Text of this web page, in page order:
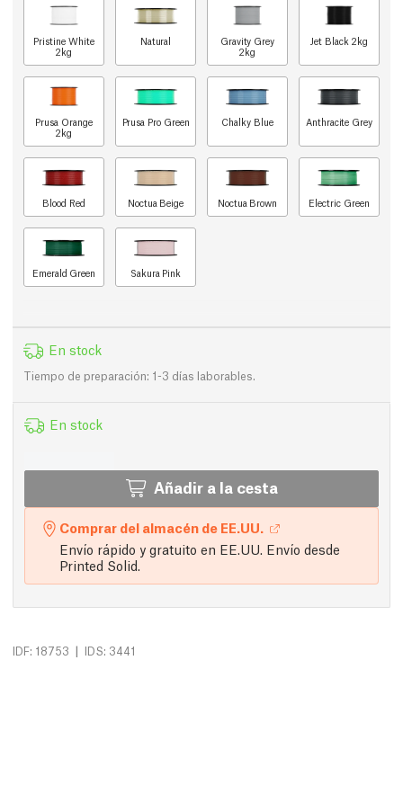
Pristine White
2kg
Natural
Gravity Grey
2kg
Jet Black 2kg
Prusa Orange
2kg
Prusa Pro Green Chalky Blue Anthracite Grey
Blood Red Noctua Beige Noctua Brown Electric Green
Emerald Green Sakura Pink
En stock
Tiempo de preparación: 1-3 días laborables.
En stock
Añadir a la cesta
Comprar del almacén de EE.UU.
Envío rápido y gratuito en EE.UU. Envío desde
Printed Solid.
IDF: 18753 | IDS: 3441